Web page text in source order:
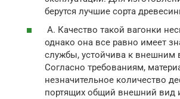
берутся лучшие сорта
А. Качество такой вагонки
однако она все равно имеет
службы, устойчива к внешним
Согласно требованиям,
незначительное количество
портящих общий внешний вид